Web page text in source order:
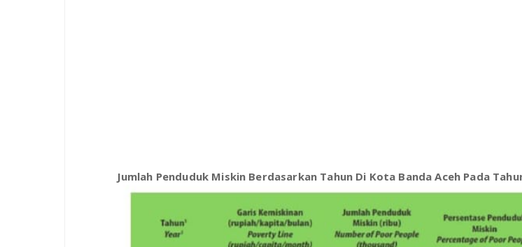
Jumlah Penduduk Miskin Berdasarkan Tahun Di Kota Banda Aceh Pada